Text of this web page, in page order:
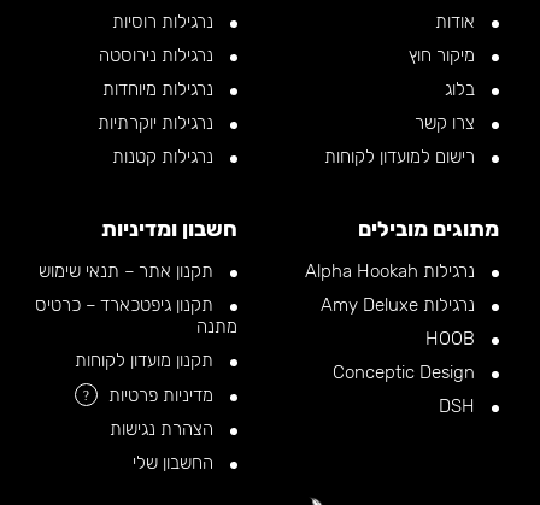
אודות
מיקור חוץ
בלוג
צרו קשר
רישום למועדון לקוחות
נרגילות רוסיות
נרגילות נירוסטה
נרגילות מיוחדות
נרגילות יוקרתיות
נרגילות קטנות
מתוגים מובילים
נרגילות Alpha Hookah
נרגילות Amy Deluxe
חשבון ומדיניות
תקנון אתר – תנאי שימוש
תקנון גיפטכארד – כרטיס
מתנה
תקנון מועדון לקוחות
מדיניות פרטיות
?
הצהרת נגישות
החשבון שלי